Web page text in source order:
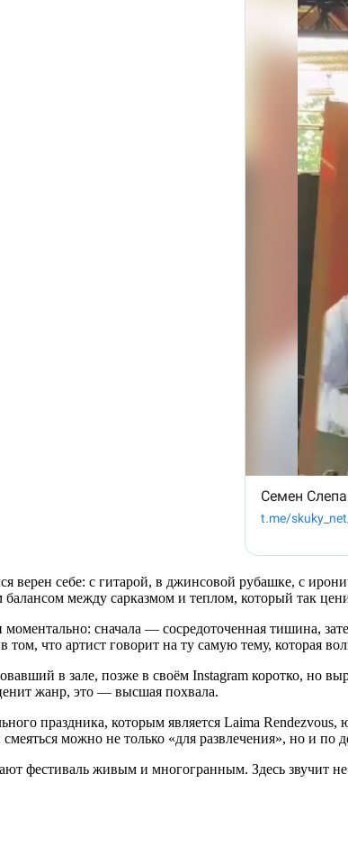
верен себе: с гитарой, в джинсовой рубашке, с
между сарказмом и теплом, который так
моментально: сначала — сосредоточенная тишина,
что артист говорит на ту самую тему, которая
в зале, позже в своём Instagram коротко, но
жанр, это — высшая похвала.
праздника, которым является Laima
можно не только «для развлечения», но и по
фестиваль живым и многогранным. Здесь звучит